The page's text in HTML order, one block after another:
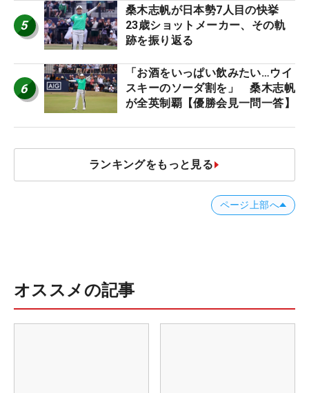
5
桑木志帆が日本勢7人目の快挙
23歳ショットメーカー、その軌
跡を振り返る
6
「お酒をいっぱい飲みたい…ウイ
スキーのソーダ割を」 桑木志帆
が全英制覇【優勝会見一問一答】
ランキングをもっと見る
ページ上部へ
オススメの記事